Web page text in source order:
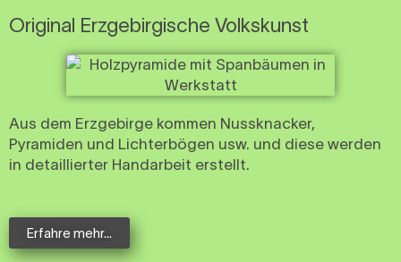
Original Erzgebirgische Volkskunst
Aus dem Erzgebirge kommen Nussknacker,
Pyramiden und Lichterbögen usw. und diese werden
in detaillierter Handarbeit erstellt.
Erfahre mehr...